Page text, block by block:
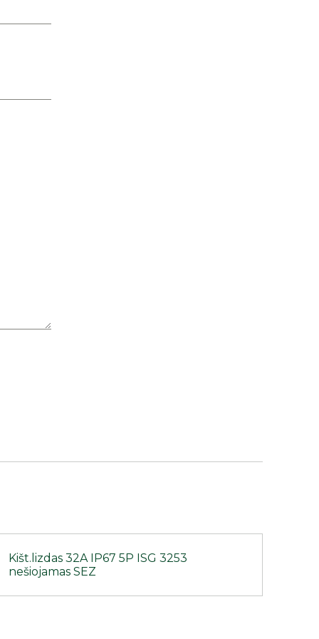
Kišt.lizdas 32A IP67 5P ISG 3253
nešiojamas SEZ